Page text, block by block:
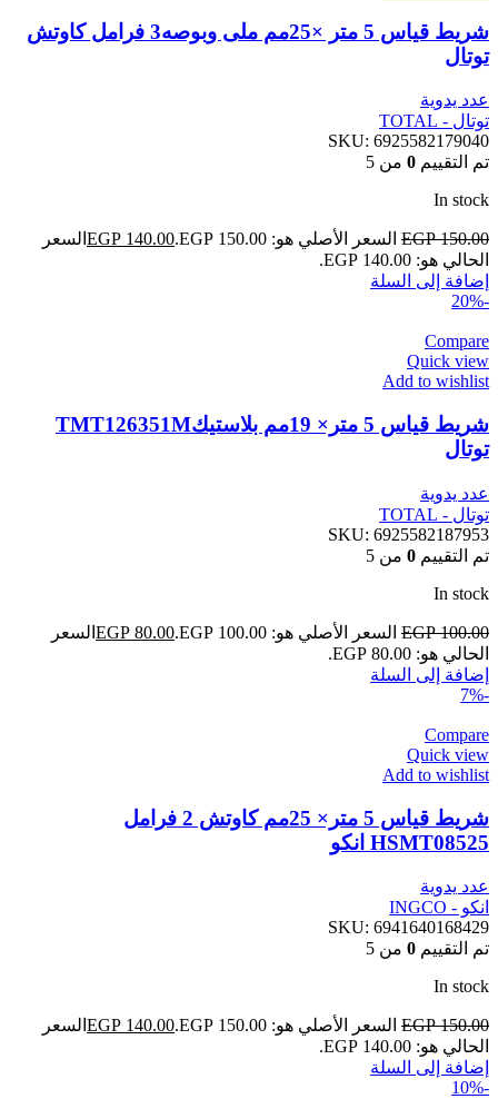
شريط قياس 5 متر ×25مم ملى وبوصه3 فرامل كاوتش
توتال
عدد يدوية
توتال - TOTAL
SKU: 6925582179040
تم التقييم 0 من 5
In stock
EGP150.00 السعر الأصلي هو: EGP 150.00. EGP 140.00
السعر
الحالي هو: EGP 140.00.
إضافة إلى السلة
-20%
Compare
Quick view
Add to wishlist
شريط قياس 5 متر× 19مم بلاستيكTMT126351M
توتال
عدد يدوية
توتال - TOTAL
SKU: 6925582187953
تم التقييم 0 من 5
In stock
EGP100.00 السعر الأصلي هو: EGP 100.00. EGP 80.00
السعر
الحالي هو: EGP 80.00.
إضافة إلى السلة
-7%
Compare
Quick view
Add to wishlist
شريط قياس 5 متر× 25مم كاوتش 2 فرامل
HSMT08525 انكو
عدد يدوية
انكو - INGCO
SKU: 6941640168429
تم التقييم 0 من 5
In stock
EGP150.00 السعر الأصلي هو: EGP 150.00. EGP 140.00
السعر
الحالي هو: EGP 140.00.
إضافة إلى السلة
-10%